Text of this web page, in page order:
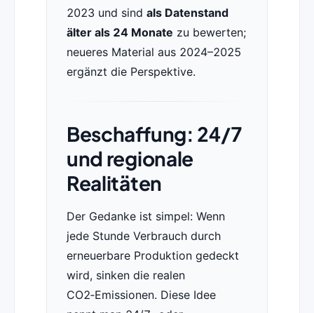
2023 und sind als Datenstand
älter als 24 Monate zu bewerten;
neueres Material aus 2024–2025
ergänzt die Perspektive.
Beschaffung: 24/7
und regionale
Realitäten
Der Gedanke ist simpel: Wenn
jede Stunde Verbrauch durch
erneuerbare Produktion gedeckt
wird, sinken die realen
CO2‑Emissionen. Diese Idee